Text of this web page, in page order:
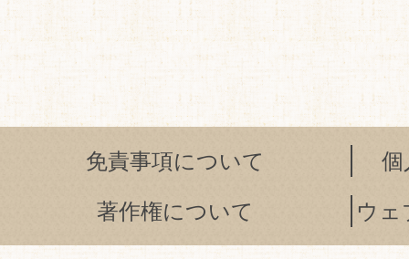
免責事項について
個
著作権について
ウ